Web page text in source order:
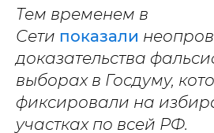
Тем временем в
Сети показали
доказательства
выборах в Госдуму,
фиксировали на
участках по всей РФ.